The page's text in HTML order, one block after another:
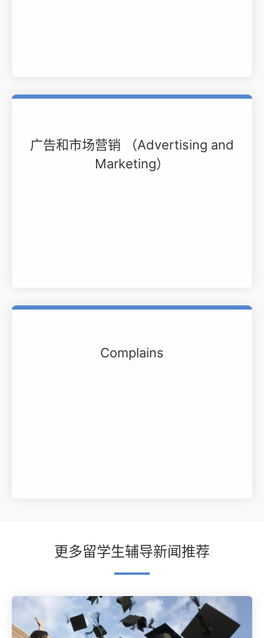
广告和市场营销 （Advertising and
Marketing）
Complains
更多留学生辅导新闻推荐